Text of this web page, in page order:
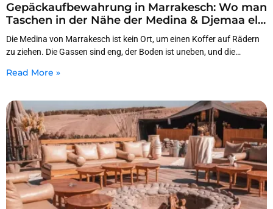
Gepäckaufbewahrung in Marrakesch: Wo man
Taschen in der Nähe der Medina & Djemaa el-
Fnaa lassen kann
Die Medina von Marrakesch ist kein Ort, um einen Koffer auf Rädern
zu ziehen. Die Gassen sind eng, der Boden ist uneben, und die
Read More »